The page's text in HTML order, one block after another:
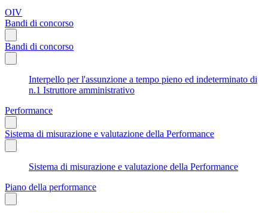
OIV
Bandi di concorso
Bandi di concorso
Interpello per l'assunzione a tempo pieno ed indeterminato di
n.1 Istruttore amministrativo
Performance
Sistema di misurazione e valutazione della Performance
Sistema di misurazione e valutazione della Performance
Piano della performance